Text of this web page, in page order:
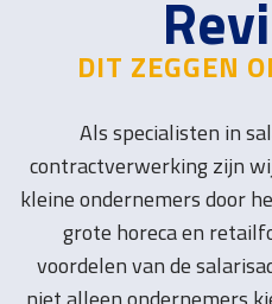
DIT ZEGGEN
Als specialisten in
contractverwerking zijn
kleine ondernemers door
grote horeca en
voordelen van de